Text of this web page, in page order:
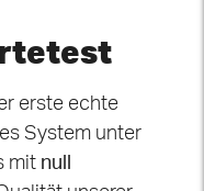
erste echte
System unter
mit null